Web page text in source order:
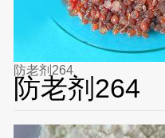
防老剂264
防老剂264